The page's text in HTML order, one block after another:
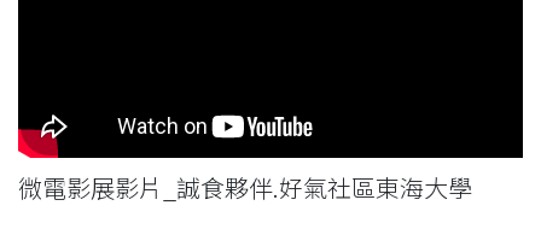
微電影展影片_誠食夥伴.好氣社區東海大學